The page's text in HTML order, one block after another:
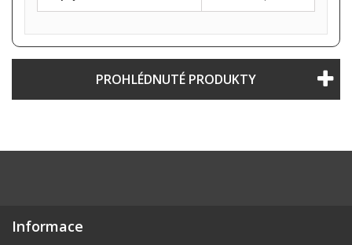
PROHLÉDNUTÉ PRODUKTY
Informace